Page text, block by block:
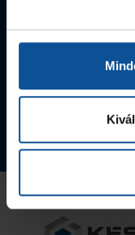
Tovább a webshopra
390
Az